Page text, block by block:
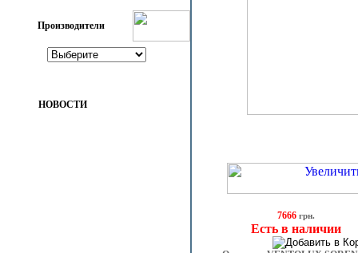
Производители
НОВОСТИ
7666 грн.
Есть в наличии